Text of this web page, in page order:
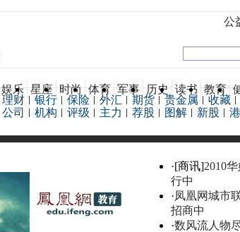
公
娱乐 星座 时尚 体育 军事 历史 读书 教育
理财 银行 保险 外汇 期货 贵金属 收藏
公司 机构 评级 主力 荐股 图解 新股
·[商讯]2010
行中
·凤凰网城市
招商中
·数风流人物